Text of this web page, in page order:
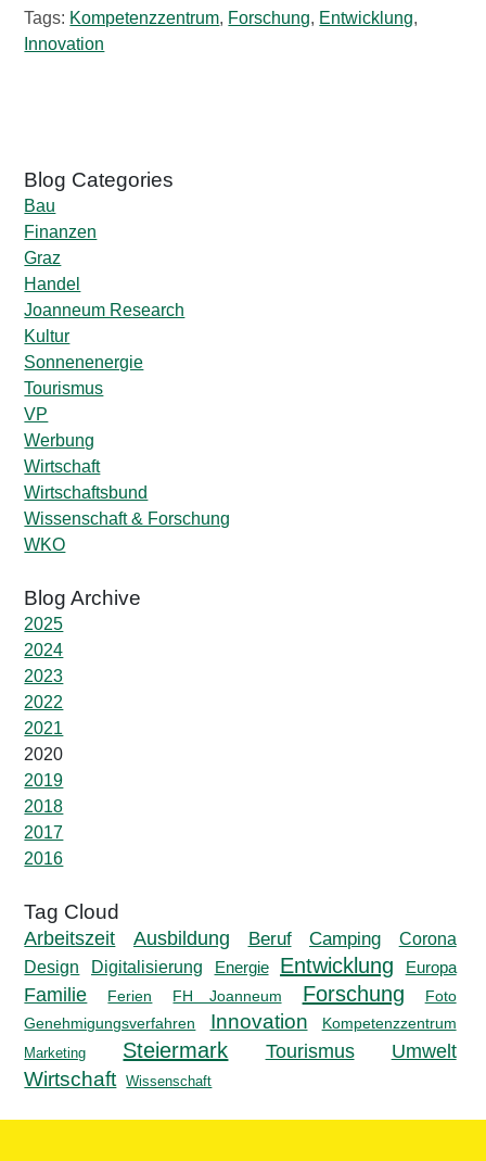
Tags: Kompetenzzentrum, Forschung, Entwicklung,
Innovation
Bau
Finanzen
Graz
Handel
Joanneum Research
Kultur
Sonnenenergie
Tourismus
VP
Werbung
Wirtschaft
Wirtschaftsbund
Wissenschaft & Forschung
WKO
2025
2024
2023
2022
2021
2020
2019
2018
2017
2016
Arbeitszeit Ausbildung Beruf Camping
Corona
Design
Digitalisierung Energie Entwicklung Europa
Familie Ferien FH Joanneum Forschung Foto
Genehmigungsverfahren Innovation
Kompetenzzentrum
Marketing
Steiermark Tourismus Umwelt
Wirtschaft Wissenschaft